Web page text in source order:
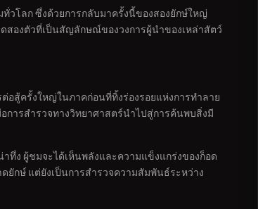
วโลก ซึ่งด้วยการกลับมาครั้งนี้ของสองยักษ์ใหญ่
สองตัวที่เป็นสัญลักษณ์ของวงการผู้นำของเหล่าสัตว์
อสู้ครั้งใหญ่ในภาคก่อนที่ทิ้งร่องรอยแห่งการทำลาย
ารสำรวจทางวิทยาศาสตร์นำไปสู่การค้นพบสิ่งมี
ทึ่ง ผู้ชมจะได้เห็นพลังและความแข็งแกร่งของก็อด
กษ์ แต่ยังเป็นการสำรวจความสัมพันธ์ระหว่าง